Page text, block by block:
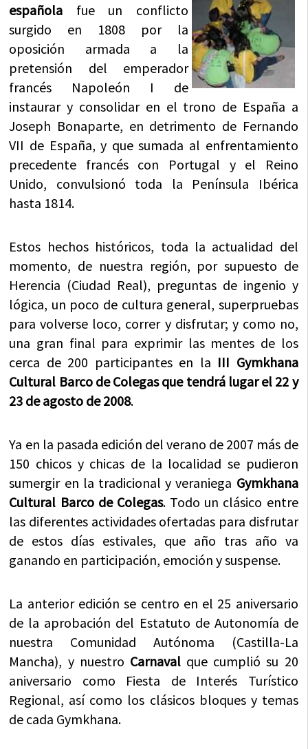
española fue un conflicto
surgido en 1808 por la
oposición armada a la
pretensión del emperador
francés Napoleón I de
instaurar y consolidar en el trono de España a
Joseph Bonaparte, en detrimento de Fernando
VII de España, y que sumada al enfrentamiento
precedente francés con Portugal y el Reino
Unido, convulsionó toda la Península Ibérica
hasta 1814.
Estos hechos históricos, toda la actualidad del
momento, de nuestra región, por supuesto de
Herencia (Ciudad Real), preguntas de ingenio y
lógica, un poco de cultura general, superpruebas
para volverse loco, correr y disfrutar; y como no,
una gran final para exprimir las mentes de los
cerca de 200 participantes en la III Gymkhana
Cultural Barco de Colegas que tendrá lugar el 22 y
23 de agosto de 2008.
Ya en la pasada edición del verano de 2007 más de
150 chicos y chicas de la localidad se pudieron
sumergir en la tradicional y veraniega Gymkhana
Cultural Barco de Colegas. Todo un clásico entre
las diferentes actividades ofertadas para disfrutar
de estos días estivales, que año tras año va
ganando en participación, emoción y suspense.
La anterior edición se centro en el 25 aniversario
de la aprobación del Estatuto de Autonomía de
nuestra Comunidad Autónoma (Castilla-La
Mancha), y nuestro Carnaval que cumplió su 20
aniversario como Fiesta de Interés Turístico
Regional, así como los clásicos bloques y temas
de cada Gymkhana.